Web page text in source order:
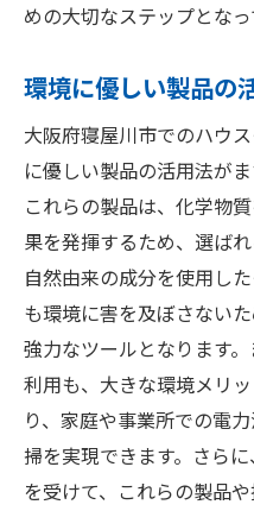
めの大切なステップとなっ
環境に優しい製品の
大阪府寝屋川市でのハウ
に優しい製品の活用法が
これらの製品は、化学物
果を発揮するため、選ば
自然由来の成分を使用し
も環境に害を及ぼさない
強力なツールとなります
利用も、大きな環境メリ
り、家庭や事業所での電
掃を実現できます。さら
を受けて、これらの製品